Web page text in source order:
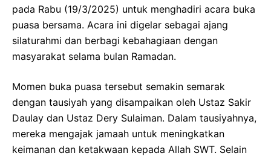
pada Rabu (19/3/2025) untuk menghadiri acara buka
puasa bersama. Acara ini digelar sebagai ajang
silaturahmi dan berbagi kebahagiaan dengan
masyarakat selama bulan Ramadan.
Momen buka puasa tersebut semakin semarak
dengan tausiyah yang disampaikan oleh Ustaz Sakir
Daulay dan Ustaz Dery Sulaiman. Dalam tausiyahnya,
mereka mengajak jamaah untuk meningkatkan
keimanan dan ketakwaan kepada Allah SWT. Selain